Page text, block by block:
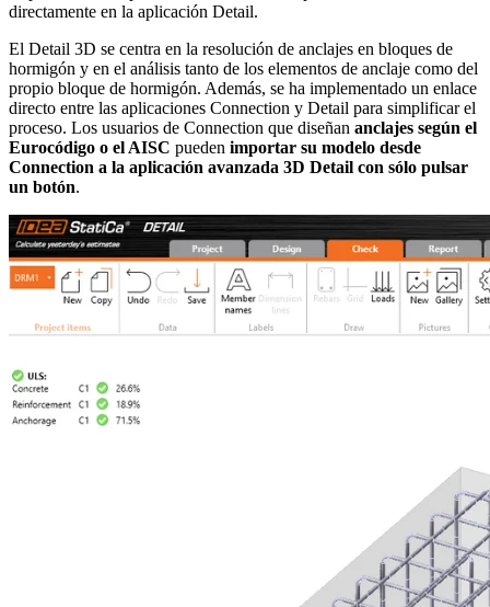
directamente en la aplicación Detail.
El Detail 3D se centra en la resolución de anclajes en bloques de
hormigón y en el análisis tanto de los elementos de anclaje como del
propio bloque de hormigón. Además, se ha implementado un enlace
directo entre las aplicaciones Connection y Detail para simplificar el
proceso. Los usuarios de Connection que diseñan anclajes según el
Eurocódigo o el AISC pueden importar su modelo desde
Connection a la aplicación avanzada 3D Detail con sólo pulsar
un botón.